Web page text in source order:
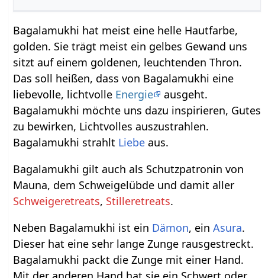
Bagalamukhi hat meist eine helle Hautfarbe,
golden. Sie trägt meist ein gelbes Gewand uns
sitzt auf einem goldenen, leuchtenden Thron.
Das soll heißen, dass von Bagalamukhi eine
liebevolle, lichtvolle Energie
ausgeht.
Bagalamukhi möchte uns dazu inspirieren, Gutes
zu bewirken, Lichtvolles auszustrahlen.
Bagalamukhi strahlt Liebe aus.
Bagalamukhi gilt auch als Schutzpatronin von
Mauna, dem Schweigelübde und damit aller
Schweigeretreats, Stilleretreats.
Neben Bagalamukhi ist ein Dämon, einAsura.
Dieser hat eine sehr lange Zunge rausgestreckt.
Bagalamukhi packt die Zunge mit einer Hand.